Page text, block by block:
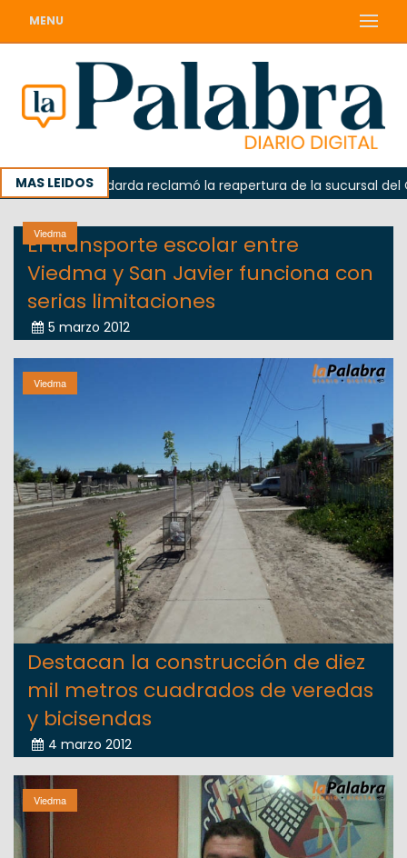
MENU
MAS LEIDOSOdarda reclamó la reapertura de la sucursal del
Viedma
El transporte escolar entre
Viedma y San Javier funciona con
serias limitaciones
5 marzo 2012
Viedma
Destacan la construcción de diez
mil metros cuadrados de veredas
y bicisendas
4 marzo 2012
Viedma